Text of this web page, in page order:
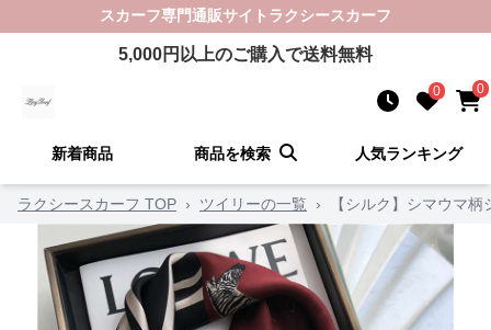
スカーフ専門通販サイト ラクシースカーフ
5,000円以上のご購入で送料無料
0 0
新着商品 商品を検索 人気ランキング
ラクシースカーフ TOP › ツイリーの一覧 › 【シルク】シマウマ